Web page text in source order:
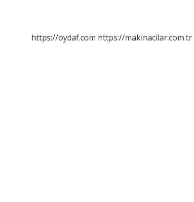
https://oydaf.com https://makinacilar.com.tr